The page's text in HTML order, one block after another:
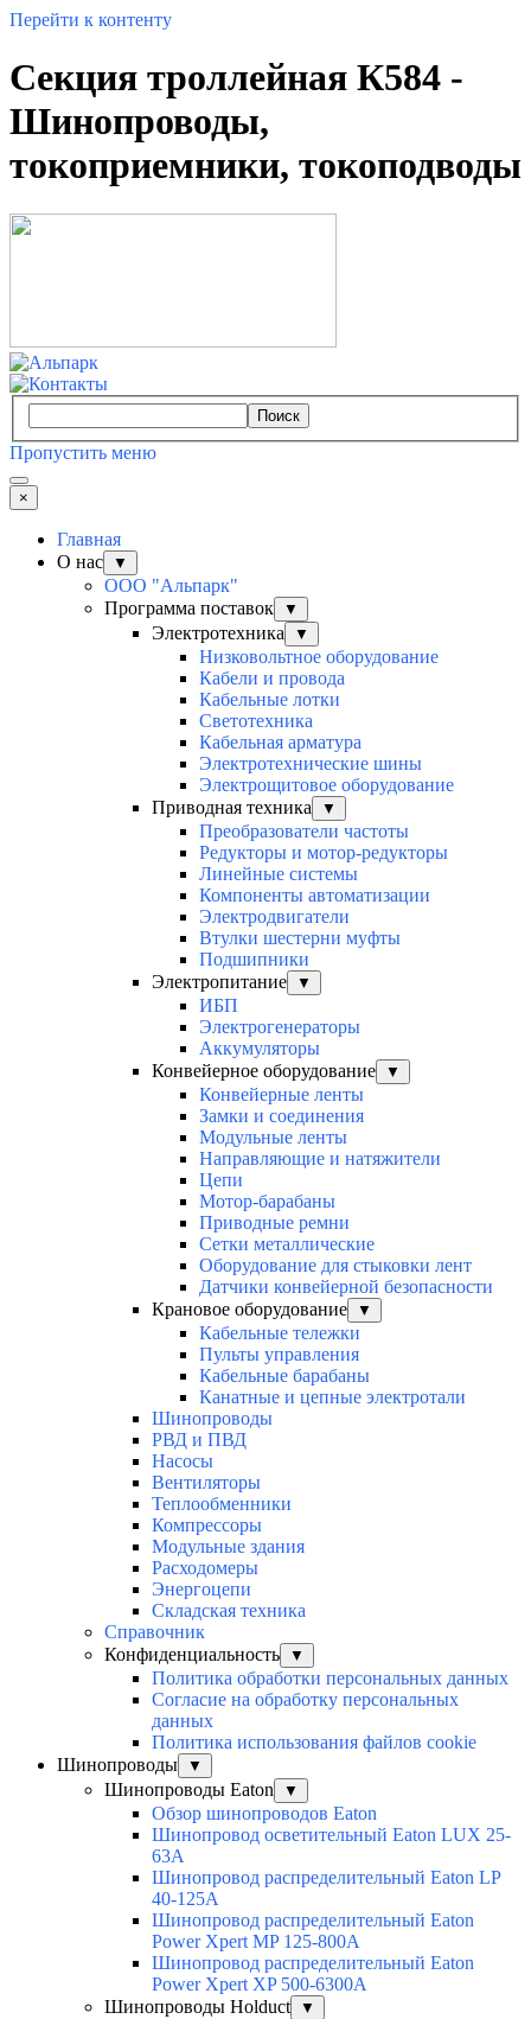
Перейти к контенту
Секция троллейная К584 -
Шинопроводы,
токоприемники, токоподводы
Поиск
Пропустить меню
×
Главная
О нас
▼
ООО "Альпарк"
Программа поставок
▼
Электротехника ▼
Низковольтное оборудование
Кабели и провода
Кабельные лотки
Светотехника
Кабельная арматура
Электротехнические шины
Электрощитовое оборудование
Приводная техника
▼
Преобразователи частоты
Редукторы и мотор-редукторы
Линейные системы
Компоненты автоматизации
Электродвигатели
Втулки шестерни муфты
Подшипники
Электропитание
▼
ИБП
Электрогенераторы
Аккумуляторы
Конвейерное оборудование
▼
Конвейерные ленты
Замки и соединения
Модульные ленты
Направляющие и натяжители
Цепи
Мотор-барабаны
Приводные ремни
Сетки металлические
Оборудование для стыковки лент
Датчики конвейерной безопасности
Крановое оборудование
▼
Кабельные тележки
Пульты управления
Кабельные барабаны
Канатные и цепные электротали
Шинопроводы
РВД и ПВД
Насосы
Вентиляторы
Теплообменники
Компрессоры
Модульные здания
Расходомеры
Энергоцепи
Складская техника
Справочник
Конфиденциальность
▼
Политика обработки персональных данных
Согласие на обработку персональных
данных
Политика использования файлов cookie
Шинопроводы
▼
Шинопроводы Eaton ▼
Обзор шинопроводов Eaton
Шинопровод осветительный Eaton LUX 25-
63A
Шинопровод распределительный Eaton LP
40-125A
Шинопровод распределительный Eaton
Power Xpert MP 125-800A
Шинопровод распределительный Eaton
Power Xpert XP 500-6300A
Шинопроводы Holduct
▼